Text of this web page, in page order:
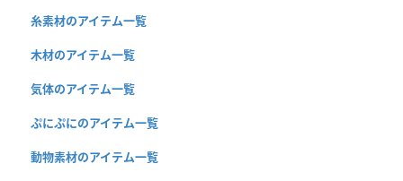
糸素材のアイテム一覧
木材のアイテム一覧
気体のアイテム一覧
ぷにぷにのアイテム一覧
動物素材のアイテム一覧